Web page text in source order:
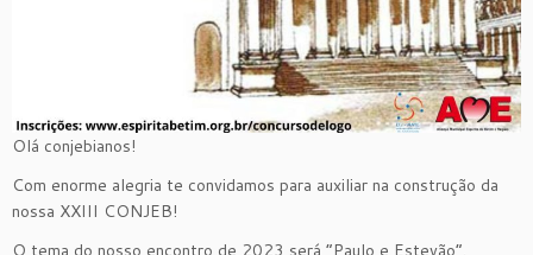
Olá conjebianos!
Com enorme alegria te convidamos para auxiliar na construção da
nossa XXIII CONJEB!
O tema do nosso encontro de 2023 será “Paulo e Estevão”.